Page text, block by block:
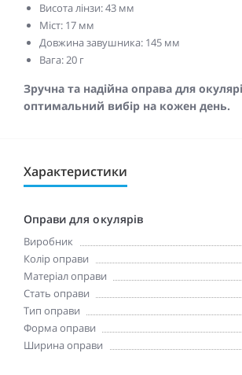
Висота лінзи: 43 мм
Міст: 17 мм
Довжина завушника: 145 мм
Вага: 20 г
Зручна та надійна оправа для
оптимальний вибір на кожен день.
Характеристики
Оправи для окулярів
Виробник
Колір оправи
Матеріал оправи
Стать оправи
Тип оправи
Форма оправи
Ширина оправи